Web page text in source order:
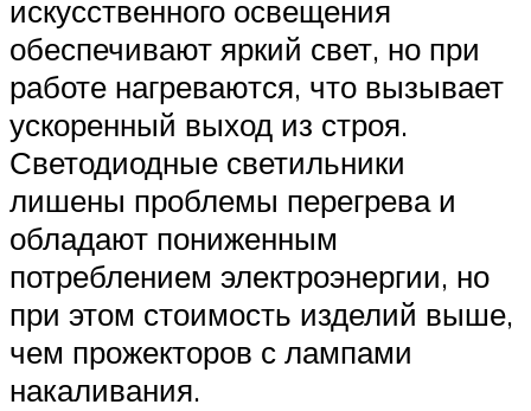
искусственного освещения
обеспечивают яркий свет, но при
работе нагреваются, что вызывает
ускоренный выход из строя.
Светодиодные светильники
лишены проблемы перегрева и
обладают пониженным
потреблением электроэнергии, но
при этом стоимость изделий выше,
чем прожекторов с лампами
накаливания.